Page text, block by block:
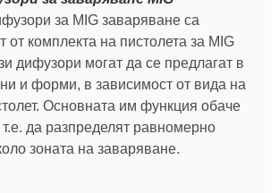
за MIG заваряване са
от комплекта на пистолета за MIG
дифузори могат да се предлагат в
и форми, в зависимост от вида на
Основната им функция обаче
да разпределят равномерно
зоната на заваряване.